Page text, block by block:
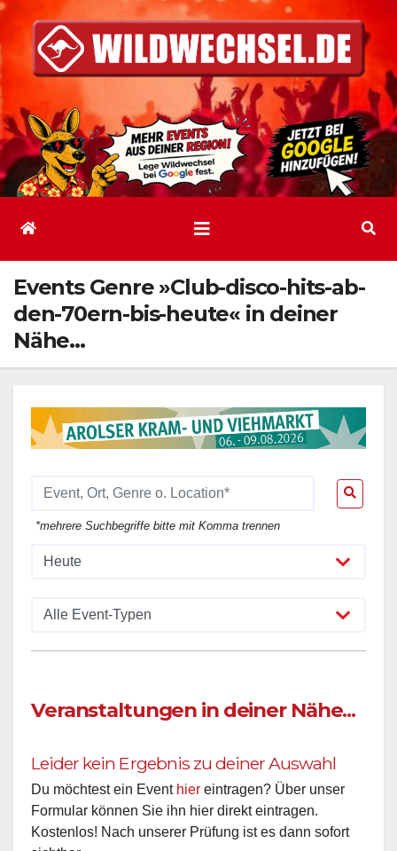
Inhalt
springen
Events Genre »Club-disco-hits-ab-
den-70ern-bis-heute« in deiner
Nähe…
*mehrere Suchbegriffe bitte mit Komma trennen
Veranstaltungen in deiner Nähe...
Leider kein Ergebnis zu deiner Auswahl
Du möchtest ein Event hier eintragen? Über unser
Formular können Sie ihn hier direkt eintragen.
Kostenlos! Nach unserer Prüfung ist es dann sofort